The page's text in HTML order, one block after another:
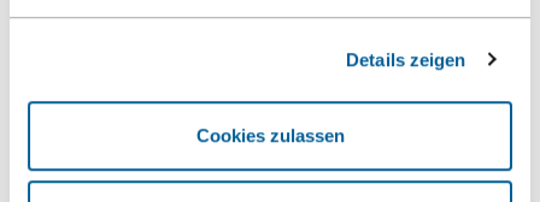
Details zeigen
Cookies zulassen